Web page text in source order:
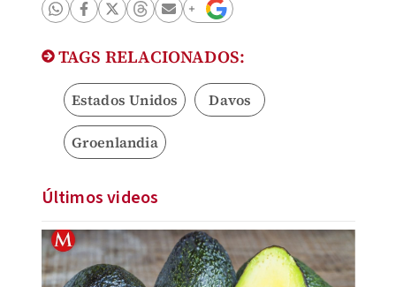
TAGS RELACIONADOS:
Estados Unidos Davos
Groenlandia
Últimos videos